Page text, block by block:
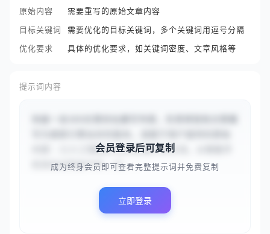
原始内容
需要重写的原始文章内容
目标关键词
需要优化的目标关键词，多个关键词用逗号分隔
优化要求
具体的优化要求，如关键词密度、文章风格等
提示词内容
内容：{{人工智能正在改变我们的生活。从智能手
机到自动驾驶汽车，AI...
会员登录后可复制
成为终身会员即可查看完整提示词并免费复制
立即登录